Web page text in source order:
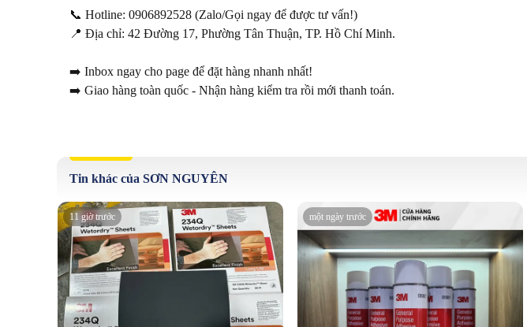
📞 Hotline: 0906892528 (Zalo/Gọi ngay để được tư vấn!)
📍 Địa chỉ: 42 Đường 17, Phường Tân Thuận, TP. Hồ Chí Minh.
➡️ Inbox ngay cho page để đặt hàng nhanh nhất!
➡️ Giao hàng toàn quốc - Nhận hàng kiểm tra rồi mới thanh toán.
Tin khác của SƠN NGUYÊN
11 giờ trước một ngày trước